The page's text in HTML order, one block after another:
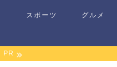
スポーツ グルメ
PR